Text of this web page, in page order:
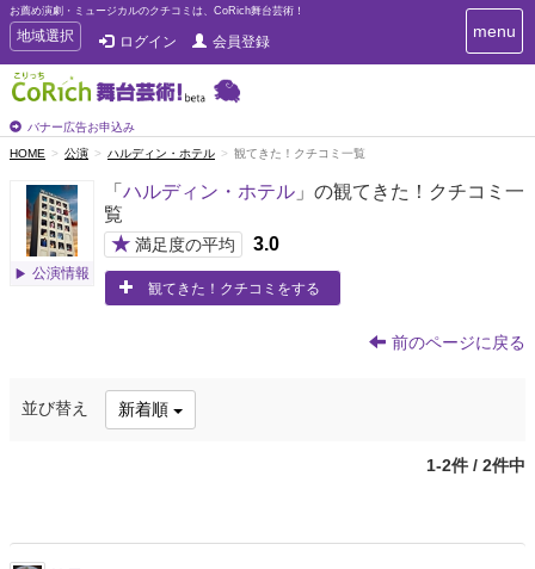
お薦め演劇・ミュージカルのクチコミは、CoRich舞台芸術！
T
o
g
g
e
n
t
地域選択 ログイン 会員登録
バナー広告お申込み
T
o
a
i
menu
HOME 公演 ハルディン・ホテル 観てきた！クチコミ一覧
公演情報
「 ハルディン・ホテル 」の観てきた！クチコミ一
覧
★ 満足度の平均 3.0
観てきた！クチコミをする
前のページに戻る
並び替え 新着順
1-2件 / 2件中